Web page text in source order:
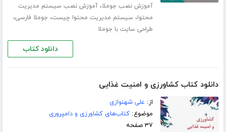
آموزش نصب جوملا،آموزش نصب سیستم مدیریت
محتوا، سیستم مدیریت محتوا چیست، جوملا فارسی،
طراحی سایت با جوملا
دانلود کتاب
دانلود کتاب کشاورزی و امنیت غذایی
از: علی شهنوازی
موضوع:کتاب‌های کشاورزی و دامپروری
۳۷ صفحه